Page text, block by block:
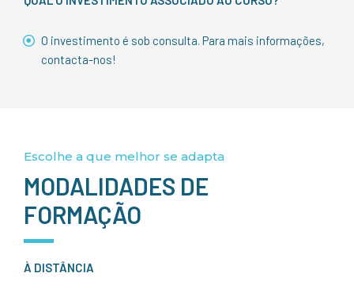
O investimento é sob consulta. Para mais informações,
contacta-nos!
Escolhe a que melhor se adapta
MODALIDADES DE
FORMAÇÃO
À DISTÂNCIA